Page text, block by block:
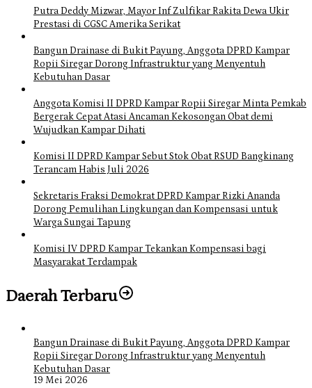
Putra Deddy Mizwar, Mayor Inf Zulfikar Rakita Dewa Ukir
Prestasi di CGSC Amerika Serikat
Bangun Drainase di Bukit Payung, Anggota DPRD Kampar
Ropii Siregar Dorong Infrastruktur yang Menyentuh
Kebutuhan Dasar
Anggota Komisi II DPRD Kampar Ropii Siregar Minta Pemkab
Bergerak Cepat Atasi Ancaman Kekosongan Obat demi
Wujudkan Kampar Dihati
Komisi II DPRD Kampar Sebut Stok Obat RSUD Bangkinang
Terancam Habis Juli 2026
Sekretaris Fraksi Demokrat DPRD Kampar Rizki Ananda
Dorong Pemulihan Lingkungan dan Kompensasi untuk
Warga Sungai Tapung
Komisi IV DPRD Kampar Tekankan Kompensasi bagi
Masyarakat Terdampak
Daerah Terbaru
Bangun Drainase di Bukit Payung, Anggota DPRD Kampar
Ropii Siregar Dorong Infrastruktur yang Menyentuh
Kebutuhan Dasar
19 Mei 2026